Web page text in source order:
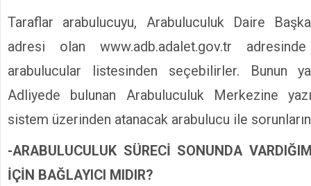
Taraflar arabulucuyu, Arabuluculuk Daire
adresi olan www.adb.adalet.gov.tr
arabulucular listesinden seçebilirler. Bunun
Adliyede bulunan Arabuluculuk Merkezine
sistem üzerinden atanacak arabulucu ile
-ARABULUCULUK SÜRECİ SONUNDA
İÇİN BAĞLAYICI MIDIR?